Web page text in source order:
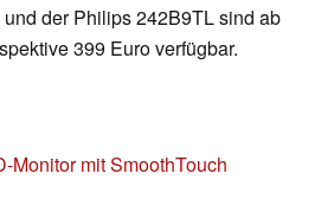
der Philips 242B9TL sind ab
399 Euro verfügbar.
Monitor mit SmoothTouch